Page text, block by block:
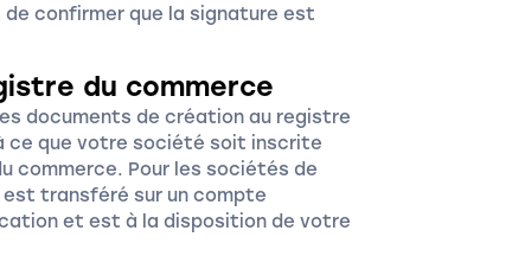
confirmer que la signature est
du commerce
documents de création au registre
ce que votre société soit inscrite
commerce. Pour les sociétés de
transféré sur un compte
et est à la disposition de votre